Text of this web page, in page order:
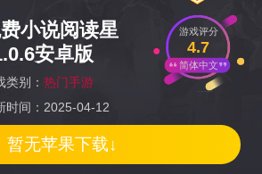
小说阅读星
安卓版
类别： 热门手游
时间：2025-04-12
游戏评分
4.7
简体中文
暂无苹果下载↓